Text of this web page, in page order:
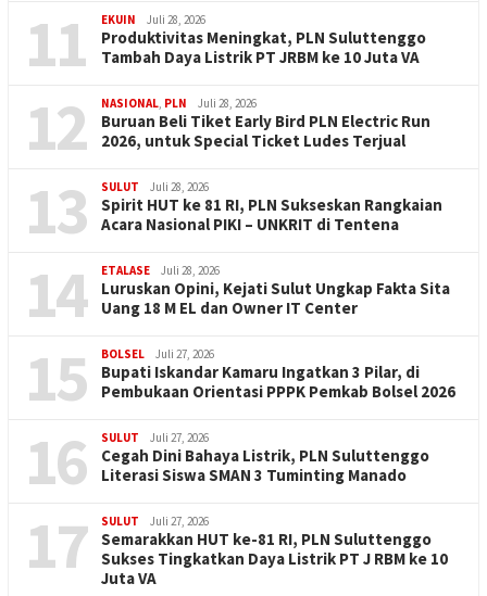
11 EKUIN Juli 28, 2026
Produktivitas Meningkat, PLN Suluttenggo
Tambah Daya Listrik PT JRBM ke 10 Juta VA
12 NASIONAL PLN Juli 28, 2026
Buruan Beli Tiket Early Bird PLN Electric Run
2026, untuk Special Ticket Ludes Terjual
13 SULUT Juli 28, 2026
Spirit HUT ke 81 RI, PLN Sukseskan Rangkaian
Acara Nasional PIKI – UNKRIT di Tentena
14 ETALASE Juli 28, 2026
Luruskan Opini, Kejati Sulut Ungkap Fakta Sita
Uang 18 M EL dan Owner IT Center
15 BOLSEL Juli 27, 2026
Bupati Iskandar Kamaru Ingatkan 3 Pilar, di
Pembukaan Orientasi PPPK Pemkab Bolsel 2026
16 SULUT Juli 27, 2026
Cegah Dini Bahaya Listrik, PLN Suluttenggo
Literasi Siswa SMAN 3 Tuminting Manado
17 SULUT Juli 27, 2026
Semarakkan HUT ke-81 RI, PLN Suluttenggo
Sukses Tingkatkan Daya Listrik PT J RBM ke 10
Juta VA